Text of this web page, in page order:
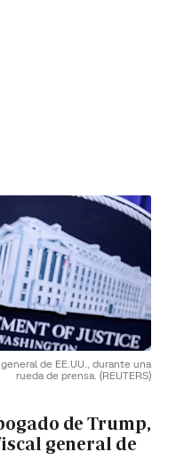
de EE.UU., durante una
rueda de prensa. (REUTERS)
de Trump,
general de